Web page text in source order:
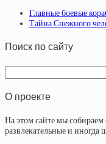
Главные боевые
Тайна Снежного
Поиск по сайту
О проекте
На этом сайте мы
развлекательные и